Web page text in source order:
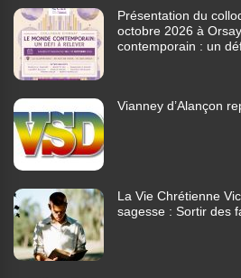
Présentation du
octobre 2026 à
contemporain : un
Vianney d’Alançon
La Vie Chrétienne
sagesse : Sortir des